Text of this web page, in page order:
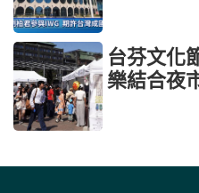
台芬文化
樂結合夜